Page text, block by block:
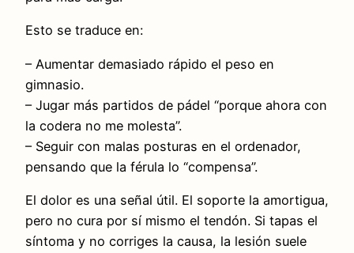
Esto se traduce en:
– Aumentar demasiado rápido el peso en
gimnasio.
– Jugar más partidos de pádel “porque ahora con
la codera no me molesta”.
– Seguir con malas posturas en el ordenador,
pensando que la férula lo “compensa”.
El dolor es una señal útil. El soporte la amortigua,
pero no cura por sí mismo el tendón. Si tapas el
síntoma y no corriges la causa, la lesión suele